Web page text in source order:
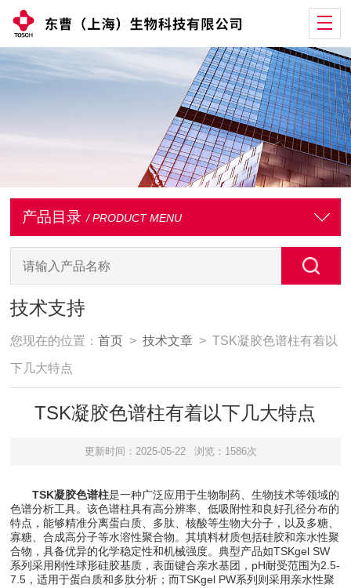
产品目录 / PRODUCT MENU
技术支持
您现在的位置：首页 >技术文章 > TSK凝胶色谱柱有着以
下几大特点
TSK凝胶色谱柱有着以下几大特点
更新时间：2025-05-22 浏览：1586次
TSK凝胶色谱柱是一种广泛应用于生物制药、生物技术等领域的
色谱分析工具。该色谱柱具有高分辨率、低吸附性和良好孔径分布的
特点，能够精准分离蛋白质、多肽、核酸等生物大分子，以及多糖、
寡糖、合成高分子等水溶性聚合物。其填料材质包括硅胶和亲水性聚
合物，具备优异的化学稳定性和机械强度。典型产品如TSKgel SW
系列采用刚性球形硅胶基质，表面键合亲水基团，pH耐受范围为2.5-
7.5，适用于蛋白质和多肽分析；而TSKgel PW系列则采用亲水性聚